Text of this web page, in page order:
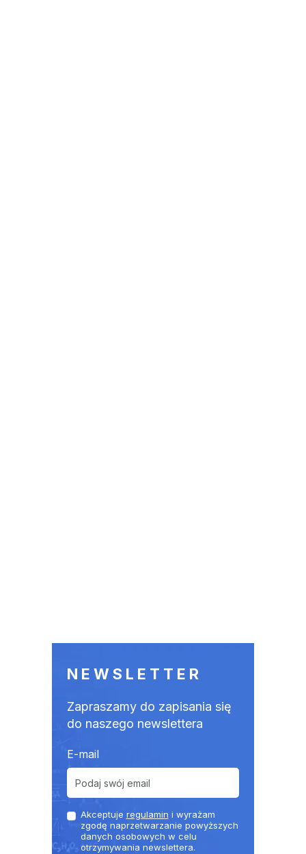
NEWSLETTER
Zapraszamy do zapisania się
do naszego newslettera
E-mail
Akceptuje regulamin i wyrażam
zgodę naprzetwarzanie powyższych
danych osobowych w celu
otrzymywania newslettera.